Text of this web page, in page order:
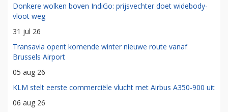
Donkere wolken boven IndiGo: prijsvechter doet widebody-
vloot weg
31 jul 26
Transavia opent komende winter nieuwe route vanaf
Brussels Airport
05 aug 26
KLM stelt eerste commerciële vlucht met Airbus A350-900 uit
06 aug 26